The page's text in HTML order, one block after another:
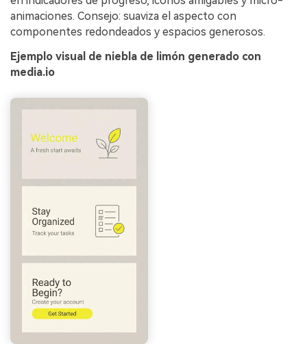
animaciones. Consejo: suaviza el aspecto con
componentes redondeados y espacios generosos.
Ejemplo visual de niebla de limón generado con
media.io